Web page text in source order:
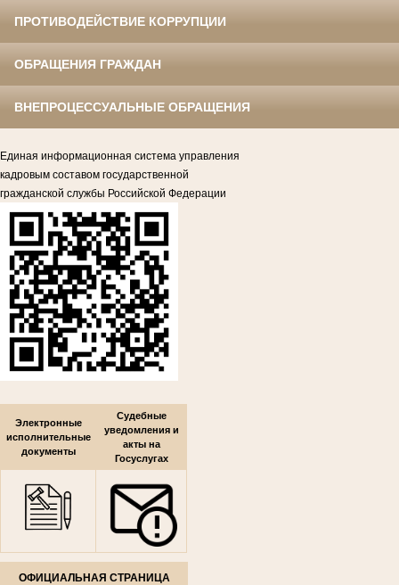
ПРОТИВОДЕЙСТВИЕ КОРРУПЦИИ
ОБРАЩЕНИЯ ГРАЖДАН
ВНЕПРОЦЕССУАЛЬНЫЕ ОБРАЩЕНИЯ
Единая информационная система управления
кадровым составом государственной
гражданской службы Российской Федерации
Электронные
исполнительные
документы
Судебные
уведомления и
акты на
Госуслугах
ОФИЦИАЛЬНАЯ СТРАНИЦА